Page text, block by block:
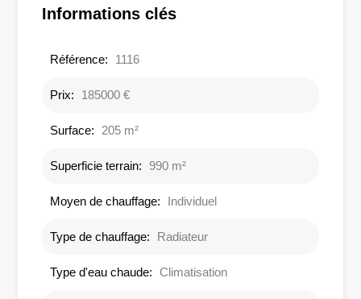
Informations clés
Référence: 1116
Prix: 185000 €
Surface: 205 m²
Superficie terrain: 990 m²
Moyen de chauffage: Individuel
Type de chauffage: Radiateur
Type d'eau chaude: Climatisation